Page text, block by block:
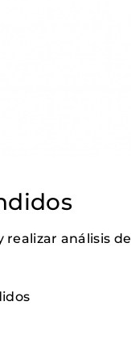
análisis de